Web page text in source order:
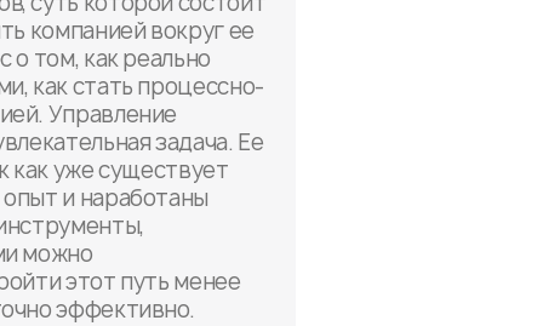
компанией вокруг ее
о том, как реально
как стать процессно-
Управление
задача. Ее
как уже существует
и наработаны
можно
этот путь менее
эффективно.